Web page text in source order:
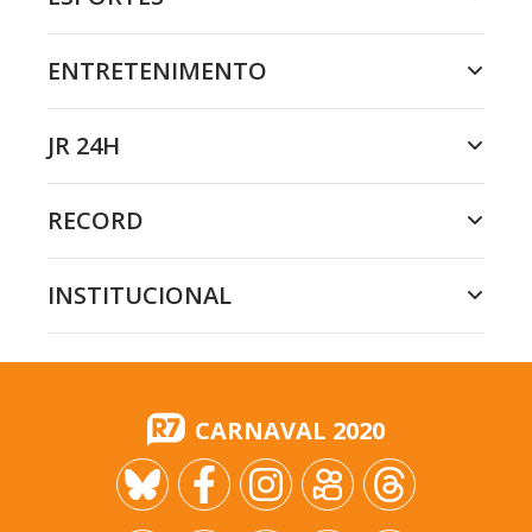
ENTRETENIMENTO
JR 24H
RECORD
INSTITUCIONAL
CARNAVAL 2020